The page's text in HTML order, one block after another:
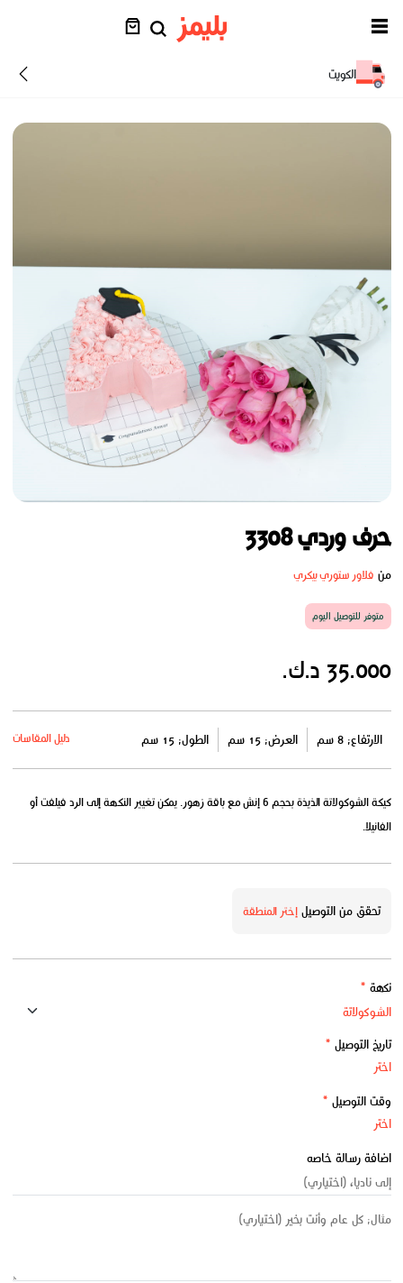
الكويت
حرف وردي 3308
من فلاور ستوري بيكري
متوفر للتوصيل اليوم
35.000 د.ك.
الارتفاع: 8 سم العرض: 15 سم الطول: 15 سم دليل المقاسات
كيكة الشوكولاتة الذيذة بحجم 6 إنش مع باقة زهور. يمكن تغيير النكهة إلى الرد فيلفت أو
الفانيلا.
تحقق من التوصيلإختر المنطقة
نكهة *
تاريخ التوصيل *
وقت التوصيل *
اضافة رسالة خاصه